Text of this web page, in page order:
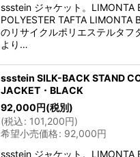
ssstein ジャケット。LIMONTA
POLYESTER TAFTA LIMONTA
のリサイクルポリエステルタフ
より…
ssstein SILK-BACK STAND
JACKET・BLACK
92,000円(税別)
(税込: 101,200円)
希望小売価格: 92,000円
ssstein ジャケット。LIMONTA